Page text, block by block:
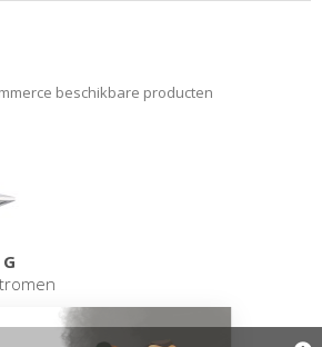
beschikbare producten